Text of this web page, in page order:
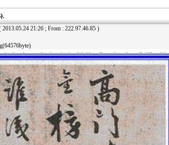
.
21:26 ; From : 222.97.46.85 )
(64576byte)